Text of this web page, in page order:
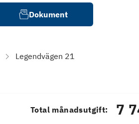
Dokument
Legendvägen 21
Total månadsutgift: 7